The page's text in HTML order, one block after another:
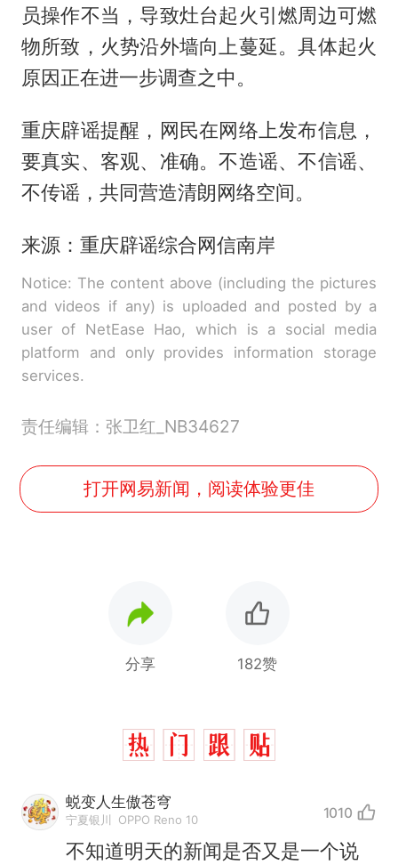
员操作不当，导致灶台起火引燃周边可燃
物所致，火势沿外墙向上蔓延。具体起火
原因正在进一步调查之中。
重庆辟谣提醒，网民在网络上发布信息，
要真实、客观、准确。不造谣、不信谣、
不传谣，共同营造清朗网络空间。
来源：重庆辟谣综合网信南岸
Notice: The content above (including the pictures
and videos if any) is uploaded and posted by a
user of NetEase Hao, which is a social media
platform and only provides information storage
services.
责任编辑：张卫红_NB34627
打开网易新闻，阅读体验更佳
分享 182赞
蜕变人生傲苍穹
宁夏银川 OPPO Reno 10 1010
不知道明天的新闻是否又是一个说